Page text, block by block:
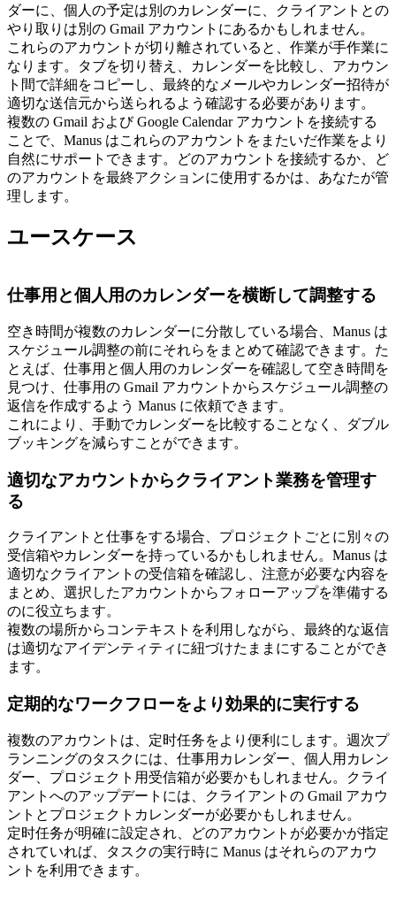
ダーに、個人の予定は別のカレンダーに、クライアントとの
やり取りは別の Gmail アカウントにあるかもしれません。
これらのアカウントが切り離されていると、作業が手作業に
なります。タブを切り替え、カレンダーを比較し、アカウン
ト間で詳細をコピーし、最終的なメールやカレンダー招待が
適切な送信元から送られるよう確認する必要があります。
複数の Gmail および Google Calendar アカウントを接続する
ことで、Manus はこれらのアカウントをまたいだ作業をより
自然にサポートできます。どのアカウントを接続するか、ど
のアカウントを最終アクションに使用するかは、あなたが管
理します。
ユースケース
仕事用と個人用のカレンダーを横断して調整する
空き時間が複数のカレンダーに分散している場合、Manus は
スケジュール調整の前にそれらをまとめて確認できます。た
とえば、仕事用と個人用のカレンダーを確認して空き時間を
見つけ、仕事用の Gmail アカウントからスケジュール調整の
返信を作成するよう Manus に依頼できます。
これにより、手動でカレンダーを比較することなく、ダブル
ブッキングを減らすことができます。
適切なアカウントからクライアント業務を管理す
る
クライアントと仕事をする場合、プロジェクトごとに別々の
受信箱やカレンダーを持っているかもしれません。Manus は
適切なクライアントの受信箱を確認し、注意が必要な内容を
まとめ、選択したアカウントからフォローアップを準備する
のに役立ちます。
複数の場所からコンテキストを利用しながら、最終的な返信
は適切なアイデンティティに紐づけたままにすることができ
ます。
定期的なワークフローをより効果的に実行する
複数のアカウントは、定时任务をより便利にします。週次プ
ランニングのタスクには、仕事用カレンダー、個人用カレン
ダー、プロジェクト用受信箱が必要かもしれません。クライ
アントへのアップデートには、クライアントの Gmail アカウ
ントとプロジェクトカレンダーが必要かもしれません。
定时任务が明確に設定され、どのアカウントが必要かが指定
されていれば、タスクの実行時に Manus はそれらのアカウ
ントを利用できます。